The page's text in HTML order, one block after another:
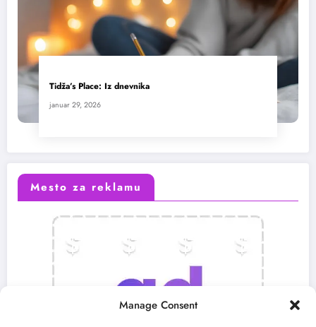
Manage Consent
Tidža’s Place: Iz dnevnika
januar 29, 2026
Mesto za reklamu